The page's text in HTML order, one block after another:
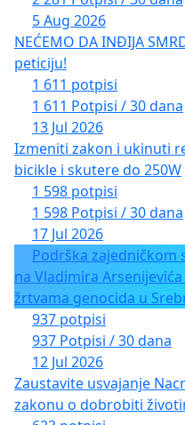
5 Aug 2026
NEĆEMO DA INĐIJA
peticiju!
1 611 potpisi
1 611 Potpisi / 30 dana
13 Jul 2026
Izmeniti zakon i ukinuti
bicikle i skutere do 250W
1 598 potpisi
1 598 Potpisi / 30 dana
17 Jul 2026
Podrška zajedničkom
na Vladimira
žrtvama genocida u
937 potpisi
937 Potpisi / 30 dana
12 Jul 2026
Zaustavite usvajanje
zakonu o dobrobiti